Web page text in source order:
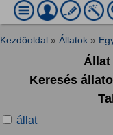
Kezdőoldal » Állatok »
Állat
Keresés
állat